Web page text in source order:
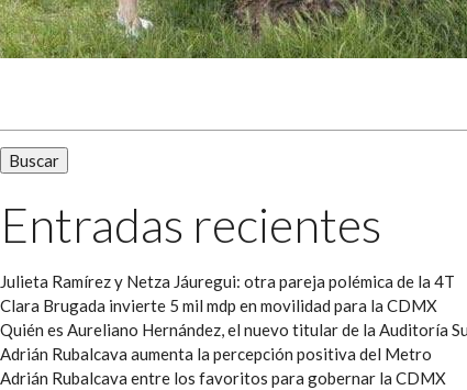
Entradas recientes
Julieta Ramírez y Netza Jáuregui: otra pareja polémica de la 4T
Clara Brugada invierte 5 mil mdp en movilidad para la CDMX
Quién es Aureliano Hernández, el nuevo titular de la Auditoría
Adrián Rubalcava aumenta la percepción positiva del Metro
Adrián Rubalcava entre los favoritos para gobernar la CDMX